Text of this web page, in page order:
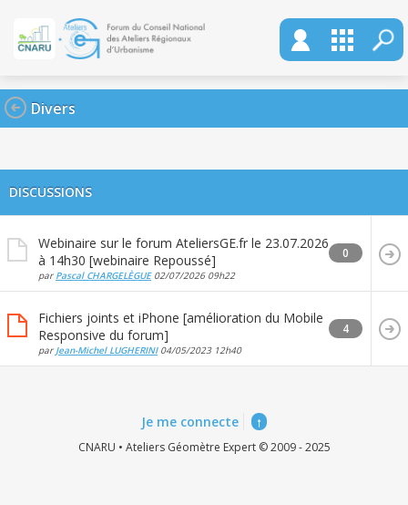
Divers
DISCUSSIONS
Webinaire sur le forum AteliersGE.fr le 23.07.2026
à 14h30 [webinaire Repoussé]
par Pascal CHARGELÈGUE02/07/2026 09h22
0
Fichiers joints et iPhone [amélioration du Mobile
Responsive du forum]
par Jean-Michel LUGHERINI04/05/2023 12h40
4
Je me connecte ↑
CNARU • Ateliers Géomètre Expert © 2009 - 2025